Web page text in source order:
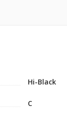
Hi-Black
C